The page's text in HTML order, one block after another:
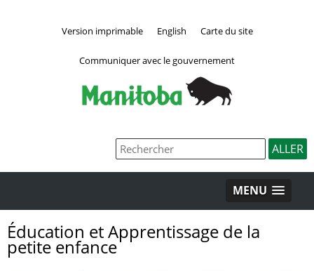
Version imprimable English Carte du site
Communiquer avec le gouvernement
MENU
Éducation et Apprentissage de la
petite enfance